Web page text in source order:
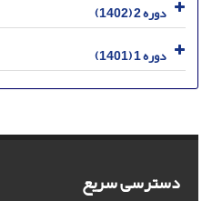
دوره 2 (1402)
دوره 1 (1401)
دسترسی سریع